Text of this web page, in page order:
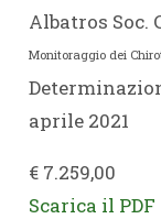
Albatros Soc.
Monitoraggio dei
aprile 2021
€ 7.259,00
Scarica il PDF